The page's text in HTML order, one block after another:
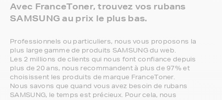
Avec FranceToner, trouvez vos rubans
SAMSUNG au prix le plus bas.
Professionnels ou particuliers, nous vous proposons la
plus large gamme de produits SAMSUNG du web.
Les 2 millions de clients qui nous font confiance depuis
plus de 20 ans, nous recommandent à plus de 97% et
choisissent les produits de marque FranceToner.
Nous savons que quand vous avez besoin de rubans
SAMSUNG, le temps est précieux. Pour cela, nous